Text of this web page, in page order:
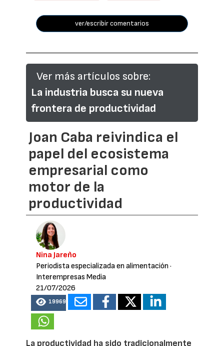
ver/escribir comentarios
Ver más artículos sobre:
La industria busca su nueva
frontera de productividad
Joan Caba reivindica el
papel del ecosistema
empresarial como
motor de la
productividad
Nina Jareño
Periodista especializada en alimentación ·
Interempresas Media
21/07/2026
19969
La productividad ha sido tradicionalmente